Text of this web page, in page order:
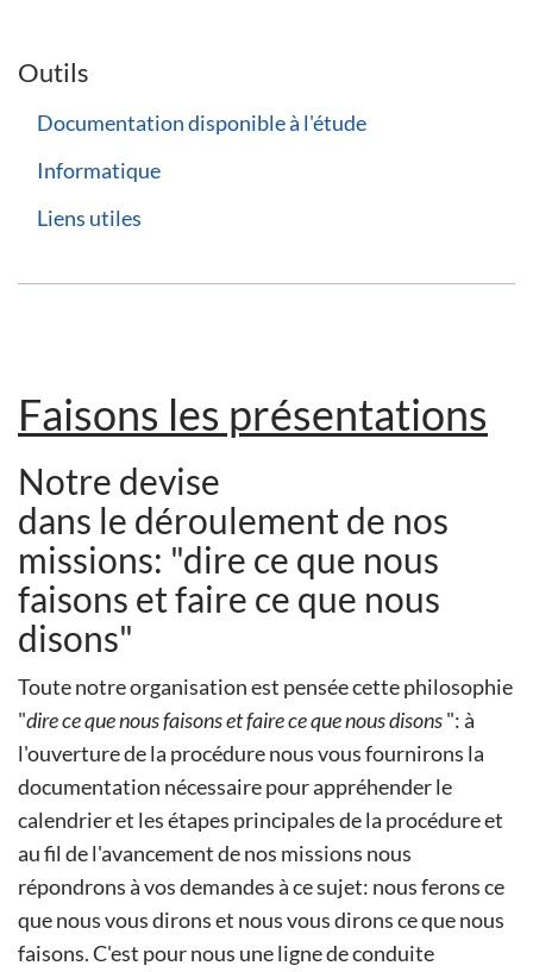
Outils
Documentation disponible à l'étude
Informatique
Liens utiles
Faisons les présentations
Notre devise
dans le déroulement de nos
missions: "dire ce que nous
faisons et faire ce que nous
disons"
Toute notre organisation est pensée cette philosophie
"dire ce que nous faisons et faire ce que nous disons": à
l'ouverture de la procédure nous vous fournirons la
documentation nécessaire pour appréhender le
calendrier et les étapes principales de la procédure et
au fil de l'avancement de nos missions nous
répondrons à vos demandes à ce sujet: nous ferons ce
que nous vous dirons et nous vous dirons ce que nous
faisons. C'est pour nous une ligne de conduite